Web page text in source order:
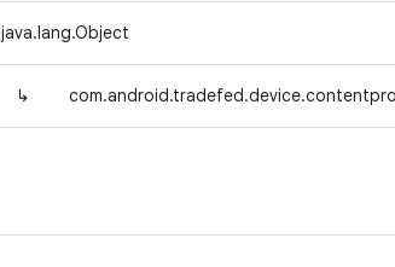
java.lang.Object
↳